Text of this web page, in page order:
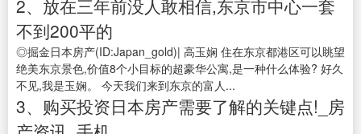
2、放在三年前没人敢相信,东京市中心一套
不到200平的
◎掘金日本房产(ID:Japan_gold)| 高玉娴 住在东京都港区可以眺望
绝美东京景色,价值8个小目标的超豪华公寓,是一种什么体验? 好久
不见,我是玉娴。 今天我们来到东京的富人...
3、购买投资日本房产需要了解的关键点!_房